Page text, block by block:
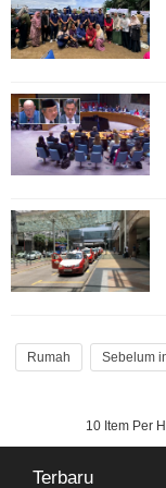
Rumah Sebelum
10 Item Per
Terbaru